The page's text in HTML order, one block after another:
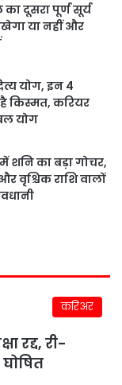
दूसरा पूर्ण सूर्य
या नहीं और
योग, इन 4
किस्मत, करियर
योग
शनि का बड़ा गोचर,
वृश्चिक राशि वालों
करिअर
रद्द, री-